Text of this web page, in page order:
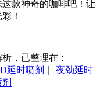
款神奇的咖啡吧！让
！
，已整理在：
延时喷剂
夜劲延时